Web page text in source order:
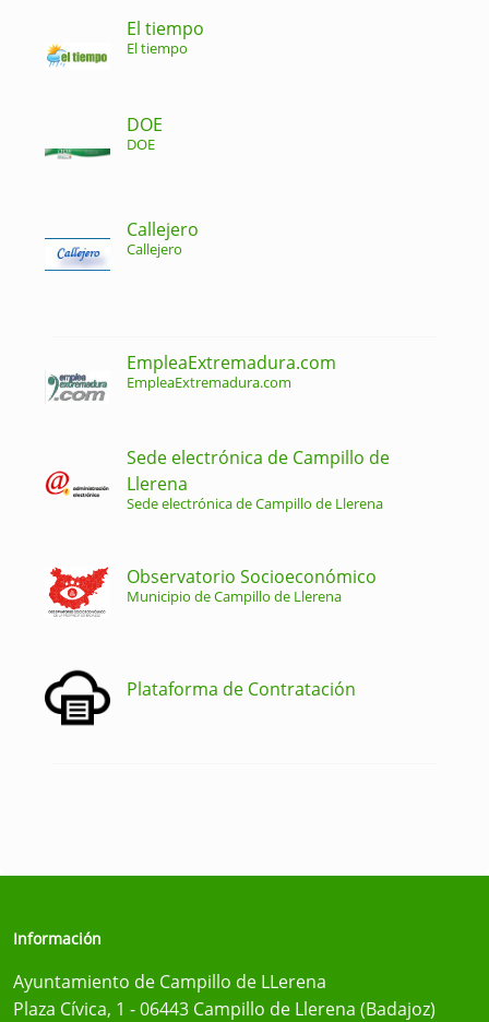
El tiempo
El tiempo
DOE
DOE
Callejero
Callejero
EmpleaExtremadura.com
EmpleaExtremadura.com
Sede electrónica de Campillo de
Llerena
Sede electrónica de Campillo de Llerena
Observatorio Socioeconómico
Municipio de Campillo de Llerena
Plataforma de Contratación
Información
Ayuntamiento de Campillo de LLerena
Plaza Cívica, 1 - 06443 Campillo de Llerena (Badajoz)